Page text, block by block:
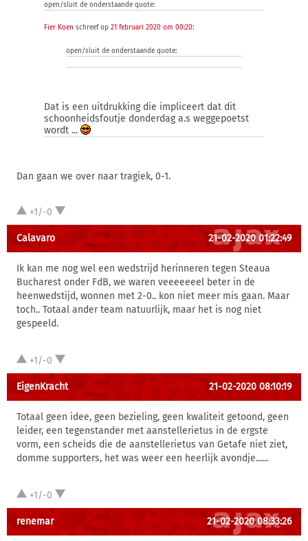
open/sluit de onderstaande quote:
Fier Koen schreef op 21 februari 2020 om 00:20:
open/sluit de onderstaande quote:
Dat is een uitdrukking die impliceert dat dit
schoonheidsfoutje donderdag a.s weggepoetst
wordt ...
Dan gaan we over naar tragiek, 0-1.
+1/-0
Calavaro 21-02-2020 01:22:49
Ik kan me nog wel een wedstrijd herinneren tegen Steaua
Bucharest onder FdB, we waren veeeeeeel beter in de
heenwedstijd, wonnen met 2-0.. kon niet meer mis gaan. Maar
toch.. Totaal ander team natuurlijk, maar het is nog niet
gespeeld.
+1/-0
EigenKracht 21-02-2020 08:10:19
Totaal geen idee, geen bezieling, geen kwaliteit getoond, geen
leider, een tegenstander met aanstellerietus in de ergste
vorm, een scheids die de aanstellerietus van Getafe niet ziet,
domme supporters, het was weer een heerlijk avondje......
+1/-0
renemar 21-02-2020 08:33:26